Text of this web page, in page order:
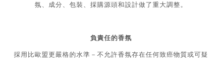
氛、成分、包裝、採購源頭和設計做了重大調整。
負責任的香氛
採用比歐盟更嚴格的水準－不允許香氛存在任何致癌物質或可疑